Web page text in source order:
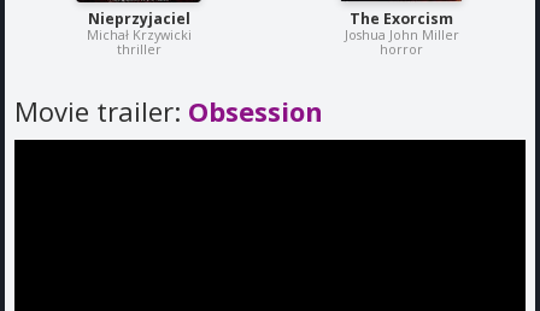
Nieprzyjaciel
Michał Krzywicki
thriller
The Exorcism
Joshua John Miller
horror
Movie trailer: Obsession